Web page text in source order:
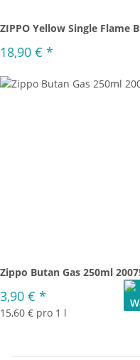
ZIPPO Yellow Single Flame
18,90 € *
Zippo Butan Gas 250ml
3,90 € *
15,60 € pro 1 l